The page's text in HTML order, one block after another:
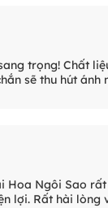
trọng! Chất
sẽ thu hút ánh
Hoa Ngôi Sao
lợi. Rất hài lòng